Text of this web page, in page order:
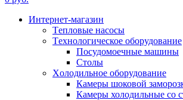
Интернет-магазин
Tепловые насосы
Tехнологическое оборудование
Посудомоечные машины
Столы
Xолодильное оборудование
Камеры шоковой
Камеры холодильные со